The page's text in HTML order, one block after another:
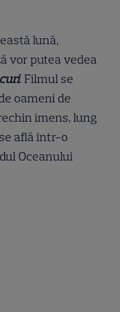
lună,
vor putea vedea
. Filmul se
oameni de
imens, lung
află într-o
Oceanului